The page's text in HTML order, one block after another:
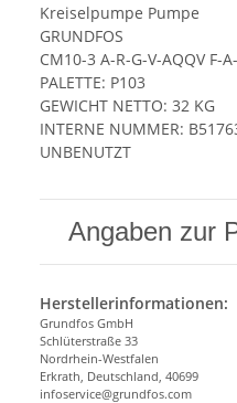
Kreiselpumpe Pumpe
GRUNDFOS
CM10-3 A-R-G-V-AQQV F-
PALETTE: P103
GEWICHT NETTO: 32 KG
INTERNE NUMMER:
UNBENUTZT
Angaben zur
Herstellerinformationen:
Grundfos GmbH
Schlüterstraße 33
Nordrhein-Westfalen
Erkrath, Deutschland, 40699
infoservice@grundfos.com